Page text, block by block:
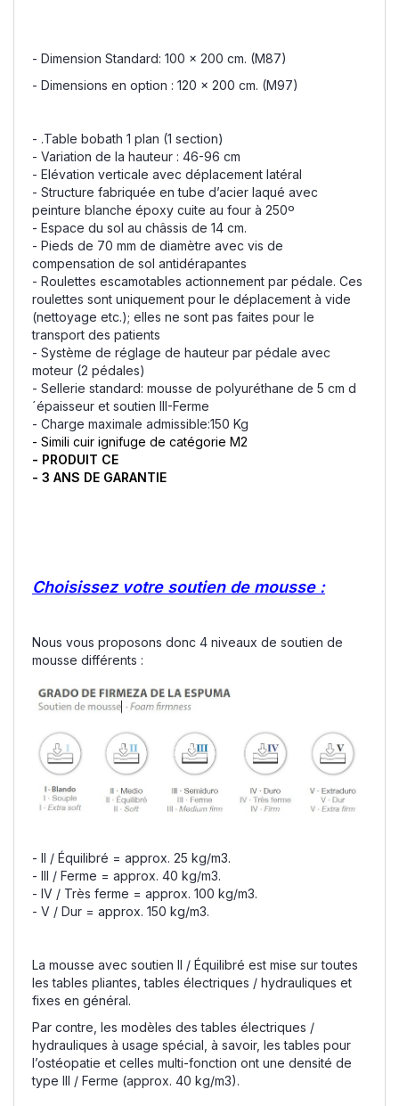
- Dimension Standard: 100 x 200 cm. (M87)
- Dimensions en option : 120 x 200 cm. (M97)
- .Table bobath 1 plan (1 section)
- Variation de la hauteur : 46-96 cm
- Elévation verticale avec déplacement latéral
- Structure fabriquée en tube d’acier laqué avec
peinture blanche époxy cuite au four à 250º
- Espace du sol au châssis de 14 cm.
- Pieds de 70 mm de diamètre avec vis de
compensation de sol antidérapantes
- Roulettes escamotables actionnement par pédale. Ces
roulettes sont uniquement pour le déplacement à vide
(nettoyage etc.); elles ne sont pas faites pour le
transport des patients
- Système de réglage de hauteur par pédale avec
moteur (2 pédales)
- Sellerie standard: mousse de polyuréthane de 5 cm d
´épaisseur et soutien III-Ferme
- Charge maximale admissible:150 Kg
- Simili cuir ignifuge de catégorie M2
- PRODUIT CE
- 3 ANS DE GARANTIE
Choisissez votre soutien de mousse :
Nous vous proposons donc 4 niveaux de soutien de
mousse différents :
- II / Équilibré = approx. 25 kg/m3.
- III / Ferme = approx. 40 kg/m3.
- IV / Très ferme = approx. 100 kg/m3.
- V / Dur = approx. 150 kg/m3.
La mousse avec soutien II / Équilibré est mise sur toutes
les tables pliantes, tables électriques / hydrauliques et
fixes en général.
Par contre, les modèles des tables électriques /
hydrauliques à usage spécial, à savoir, les tables pour
l’ostéopatie et celles multi-fonction ont une densité de
type III / Ferme (approx. 40 kg/m3).